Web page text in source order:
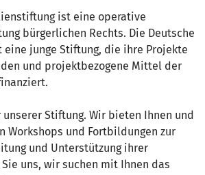
ist eine operative
bürgerlichen Rechts. Die Deutsche
junge Stiftung, die ihre Projekte
und projektbezogene Mittel der
unserer Stiftung. Wir bieten Ihnen und
Workshops und Fortbildungen zur
und Unterstützung ihrer
uns, wir suchen mit Ihnen das